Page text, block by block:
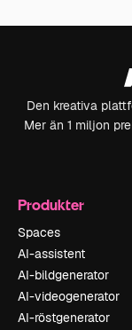
Den kreativa
Mer än 1 miljon
Produkter
Spaces
AI-assistent
AI-bildgenerator
AI-videogenerator
AI-röstgenerator